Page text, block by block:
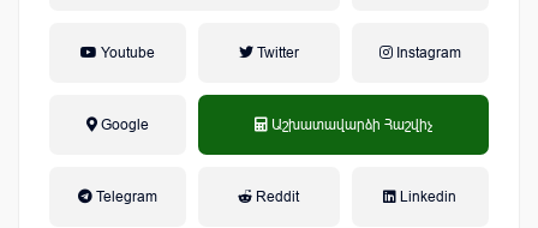
Youtube Twitter Instagram
Google Աշխատավարձի Հաշվիչ
Telegram Reddit Linkedin